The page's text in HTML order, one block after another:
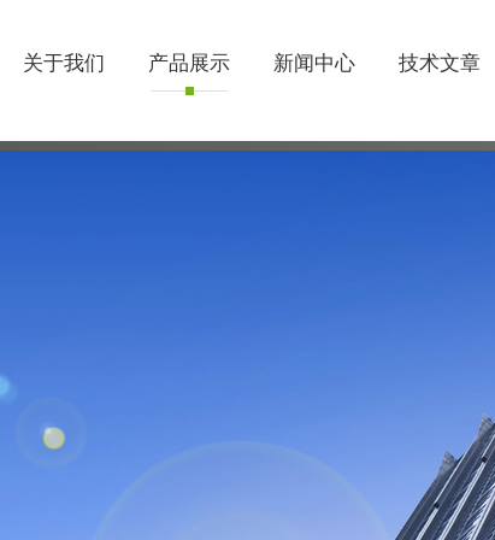
关于我们 产品展示 新闻中心 技术文章